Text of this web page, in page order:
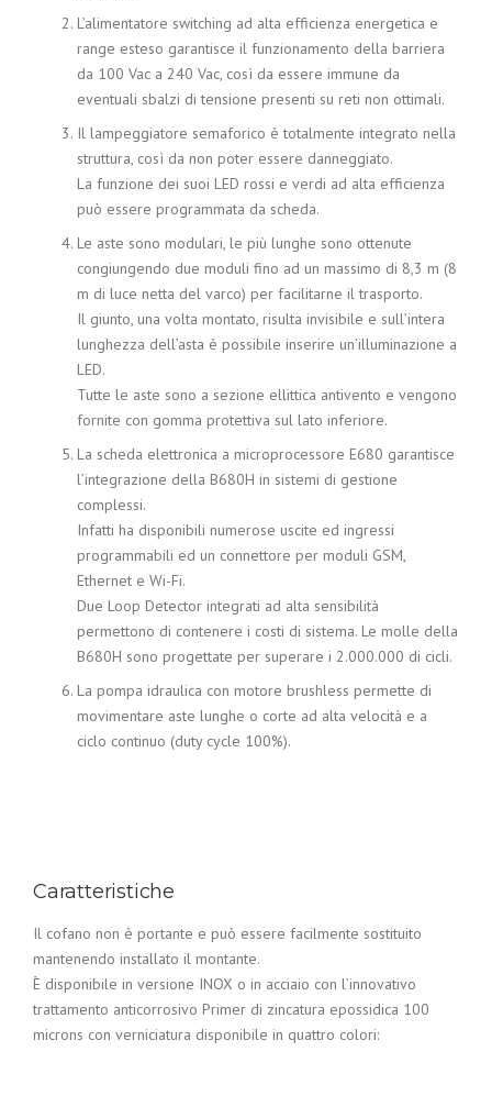
L’alimentatore switching ad alta efficienza energetica e
range esteso garantisce il funzionamento della barriera
da 100 Vac a 240 Vac, così da essere immune da
eventuali sbalzi di tensione presenti su reti non ottimali.
Il lampeggiatore semaforico è totalmente integrato nella
struttura, così da non poter essere danneggiato.
La funzione dei suoi LED rossi e verdi ad alta efficienza
può essere programmata da scheda.
Le aste sono modulari, le più lunghe sono ottenute
congiungendo due moduli fino ad un massimo di 8,3 m (8
m di luce netta del varco) per facilitarne il trasporto.
Il giunto, una volta montato, risulta invisibile e sull’intera
lunghezza dell’asta è possibile inserire un’illuminazione a
LED.
Tutte le aste sono a sezione ellittica antivento e vengono
fornite con gomma protettiva sul lato inferiore.
La scheda elettronica a microprocessore E680 garantisce
l’integrazione della B680H in sistemi di gestione
complessi.
Infatti ha disponibili numerose uscite ed ingressi
programmabili ed un connettore per moduli GSM,
Ethernet e Wi-Fi.
Due Loop Detector integrati ad alta sensibilità
permettono di contenere i costi di sistema. Le molle della
B680H sono progettate per superare i 2.000.000 di cicli.
La pompa idraulica con motore brushless permette di
movimentare aste lunghe o corte ad alta velocità e a
ciclo continuo (duty cycle 100%).
Caratteristiche
Il cofano non è portante e può essere facilmente sostituito
mantenendo installato il montante.
È disponibile in versione INOX o in acciaio con l’innovativo
trattamento anticorrosivo Primer di zincatura epossidica 100
microns con verniciatura disponibile in quattro colori: